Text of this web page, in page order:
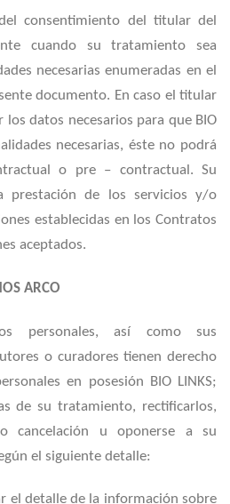
consentimiento del titular del
cuando su tratamiento sea
necesarias enumeradas en el
documento. En caso el titular
datos necesarios para que BIO
necesarias, éste no podrá
o pre – contractual. Su
prestación de los servicios y/o
establecidas en los Contratos
aceptados.
ARCO
personales, así como sus
o curadores tienen derecho
en posesión BIO LINKS;
de su tratamiento, rectificarlos,
cancelación u oponerse a su
el siguiente detalle:
el detalle de la información sobre